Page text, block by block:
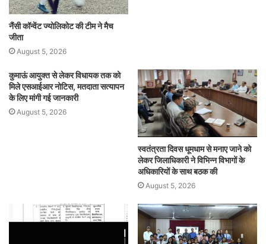
नैंसी कॉन्वेंट ज्योलिकोट की टीम ने मैच
जीता
August 5, 2026
कुमाऊं आयुक्त से लेकर विधायक तक को
मिले एसआईआर नोटिस, मतदाता सत्यापन
के लिए मांगी गई जानकारी
August 5, 2026
स्वतंत्रता दिवस धूमधाम से मनाए जाने को
लेकर जिलाधिकारी ने विभिन्न विभागों के
अधिकारियों के साथ बठक की
August 5, 2026